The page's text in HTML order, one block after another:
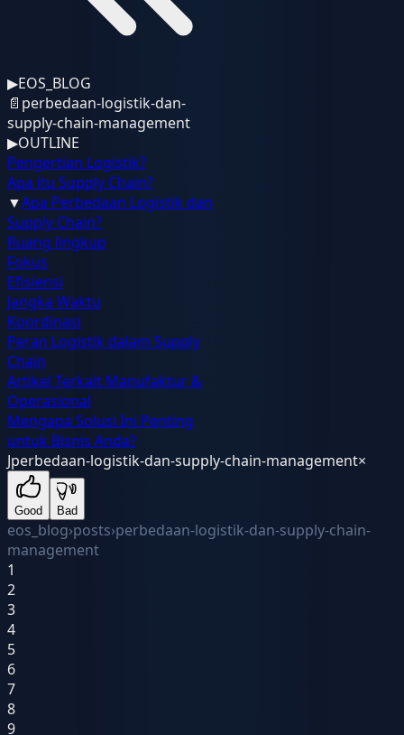
▶EOS_BLOG
📄 perbedaan-logistik-dan-
supply-chain-management
▶OUTLINE
Pengertian Logistik?
Apa itu Supply Chain?
▼Apa Perbedaan Logistik dan
Supply Chain?
Ruang lingkup
Fokus
Efisiensi
Jangka Waktu
Koordinasi
Peran Logistik dalam Supply
Chain
Artikel Terkait Manufaktur &
Operasional
Mengapa Solusi Ini Penting
untuk Bisnis Anda?
Jperbedaan-logistik-dan-supply-chain-management×
Good Bad
eos_blog›posts›perbedaan-logistik-dan-supply-chain-
management
1
2
3
4
5
6
7
8
9